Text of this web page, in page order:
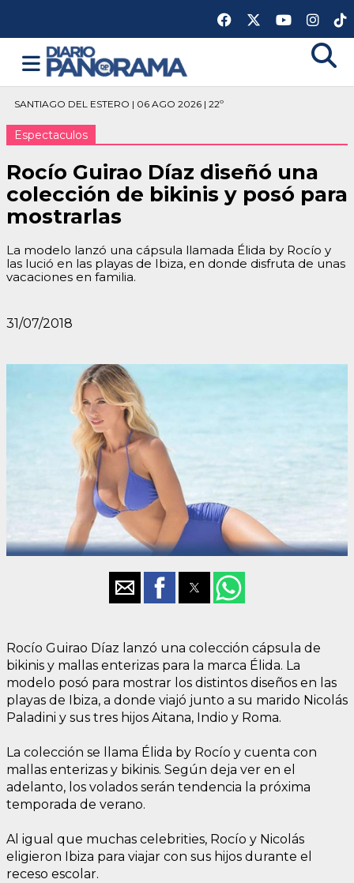
SANTIAGO DEL ESTERO | 06 AGO 2026 | 22º
Espectaculos
Rocío Guirao Díaz diseñó una
colección de bikinis y posó para
mostrarlas
La modelo lanzó una cápsula llamada Élida by Rocío y
las lució en las playas de Ibiza, en donde disfruta de unas
vacaciones en familia.
31/07/2018
Rocío Guirao Díaz lanzó una colección cápsula de
bikinis y mallas enterizas para la marca Élida. La
modelo posó para mostrar los distintos diseños en las
playas de Ibiza, a donde viajó junto a su marido Nicolás
Paladini y sus tres hijos Aitana, Indio y Roma.
La colección se llama Élida by Rocío y cuenta con
mallas enterizas y bikinis. Según deja ver en el
adelanto, los volados serán tendencia la próxima
temporada de verano.
Al igual que muchas celebrities, Rocío y Nicolás
eligieron Ibiza para viajar con sus hijos durante el
receso escolar.